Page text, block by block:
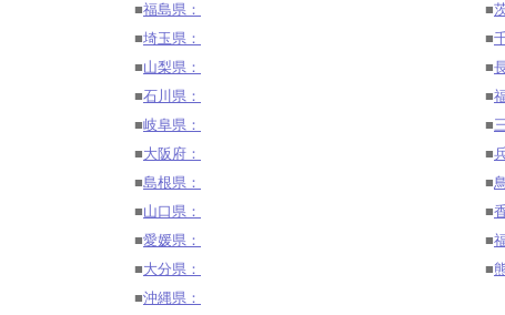
■福島県： ■
■埼玉県： ■
■山梨県： ■
■石川県： ■
■岐阜県： ■
■大阪府： ■
■島根県： ■
■山口県： ■
■愛媛県： ■
■大分県： ■
■沖縄県：